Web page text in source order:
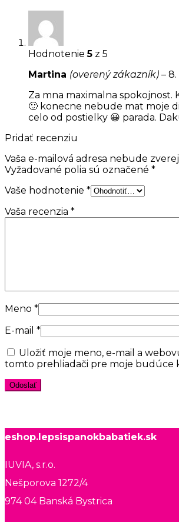
Hodnotenie5 z 5
Martina (overený zákazník) –
Za mna maximalna spokojnost.
🙂 konecne nebude mat moje
celo od postielky 😀 parada.
Pridať recenziu
Vaša e-mailová adresa nebude
Vyžadované polia sú označené *
Vaše hodnotenie *
Vaša recenzia *
Meno *
E-mail *
Uložiť moje meno, e-mail a
tomto prehliadači pre moje budúce
eshop.lepsispanokbabatiek.sk
IUVIA, s.r.o.
Nešporova 1272/4
974 04 Banská Bystrica